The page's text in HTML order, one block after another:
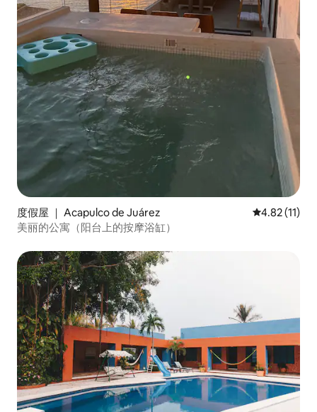
度假屋 ｜ Acapulco de Juárez 平均评分
4.82 (11)
美丽的公寓（阳台上的按摩浴缸）